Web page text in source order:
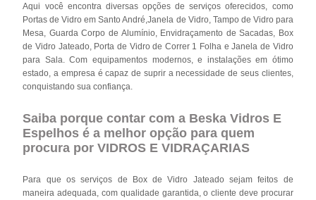
Aqui você encontra diversas opções de serviços oferecidos, como
Portas de Vidro em Santo André,Janela de Vidro, Tampo de Vidro para
Mesa, Guarda Corpo de Alumínio, Envidraçamento de Sacadas, Box
de Vidro Jateado, Porta de Vidro de Correr 1 Folha e Janela de Vidro
para Sala. Com equipamentos modernos, e instalações em ótimo
estado, a empresa é capaz de suprir a necessidade de seus clientes,
conquistando sua confiança.
Saiba porque contar com a Beska Vidros E
Espelhos é a melhor opção para quem
procura por VIDROS E VIDRAÇARIAS
Para que os serviços de Box de Vidro Jateado sejam feitos de
maneira adequada, com qualidade garantida, o cliente deve procurar